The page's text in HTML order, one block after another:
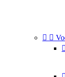
 
